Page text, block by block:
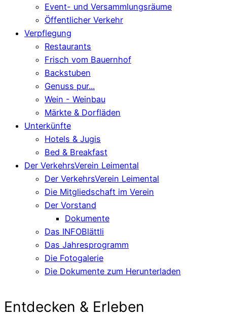
Event- und Versammlungsräume
Öffentlicher Verkehr
Verpflegung
Restaurants
Frisch vom Bauernhof
Backstuben
Genuss pur...
Wein - Weinbau
Märkte & Dorfläden
Unterkünfte
Hotels & Jugis
Bed & Breakfast
Der VerkehrsVerein Leimental
Der VerkehrsVerein Leimental
Die Mitgliedschaft im Verein
Der Vorstand
Dokumente
Das INFOBlättli
Das Jahresprogramm
Die Fotogalerie
Die Dokumente zum Herunterladen
Entdecken & Erleben